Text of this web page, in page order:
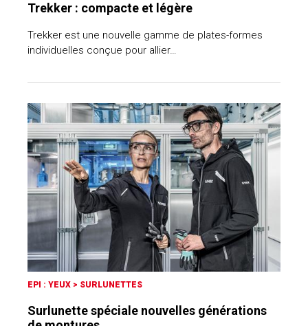
Trekker : compacte et légère
Trekker est une nouvelle gamme de plates-formes
individuelles conçue pour allier…
EPI : YEUX > SURLUNETTES
Surlunette spéciale nouvelles générations